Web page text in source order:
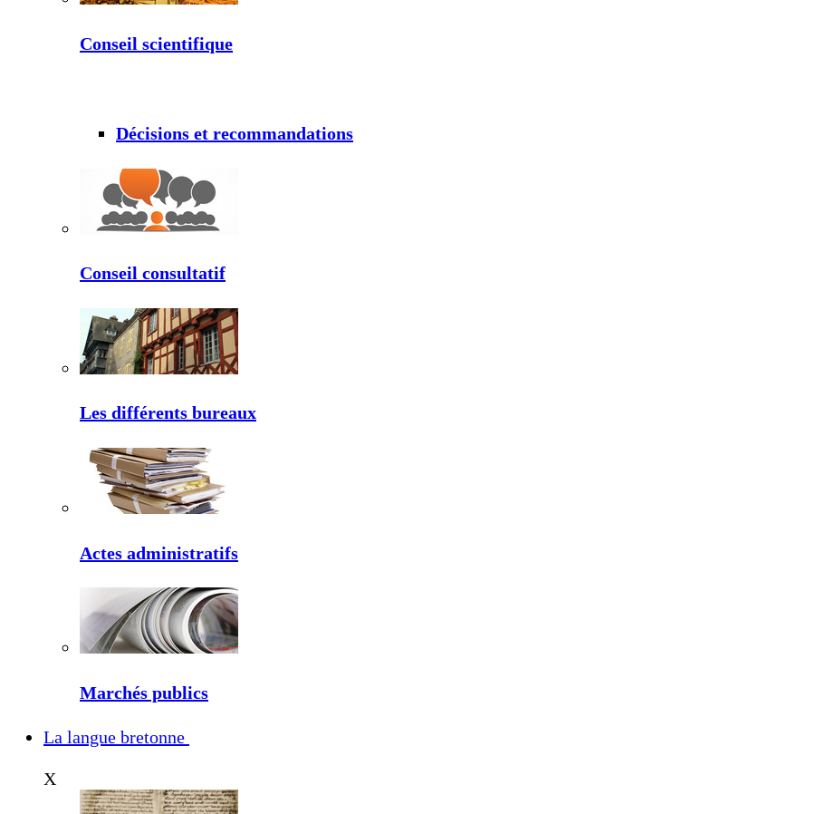
Conseil scientifique
Décisions et recommandations
Conseil consultatif
Les différents bureaux
Actes administratifs
Marchés publics
La langue bretonne
X